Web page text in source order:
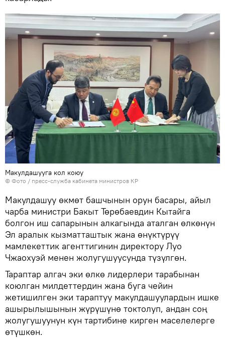
Макулдашууга кол коюу
© Фото / пресс-служба кабинета министров КР
Макулдашуу өкмөт башчынын орун басары, айыл
чарба министри Бакыт Төрөбаевдин Кытайга
болгон иш сапарынын алкагында аталган өлкөнүн
Эл аралык кызматташтык жана өнүктүрүү
мамлекеттик агенттигинин директору Луо
Чжаохуэй менен жолугушуусунда түзүлгөн.
Тараптар алгач эки өлкө лидерлери тарабынан
коюлган милдеттердин жана буга чейин
жетишилген эки тараптуу макулдашуулардын ишке
ашырылышынын жүрүшүнө токтолуп, андан соң
жолугушуунун күн тартибине кирген маселелерге
өтүшкөн.